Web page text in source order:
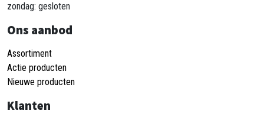
zondag: gesloten
Ons aanbod
Assortiment
Actie producten
Nieuwe producten
Klanten